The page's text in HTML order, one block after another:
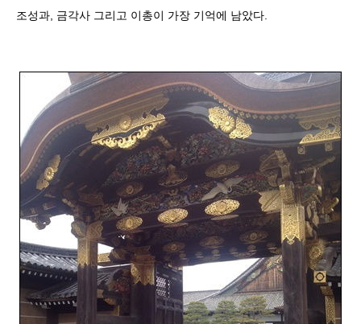
조성과, 금각사 그리고 이총이 가장 기억에 남았다.